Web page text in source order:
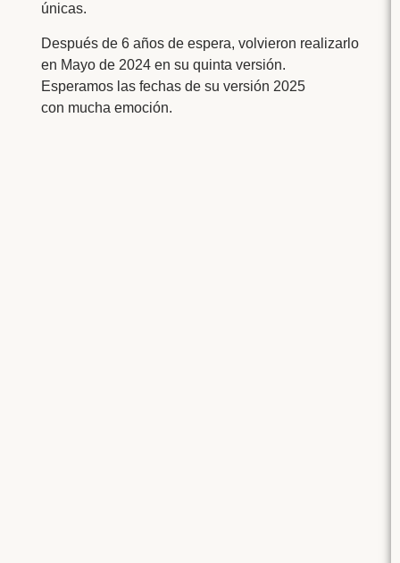
únicas.
Después de 6 años de espera, volvieron realizarlo
en Mayo de 2024 en su quinta versión.
Esperamos las fechas de su versión 2025
con mucha emoción.